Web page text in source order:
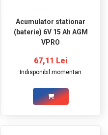
Acumulator stationar
(baterie) 6V 15 Ah AGM
VPRO
67,11 Lei
Indisponibil momentan